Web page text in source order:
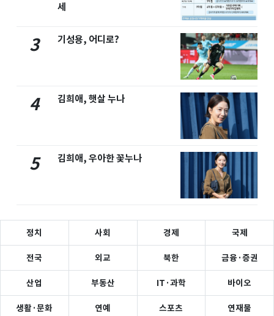
세
3 기성용, 어디로?
4 김희애, 햇살 누나
5 김희애, 우아한 꽃누나
정치 사회 경제 국제
전국 외교 북한 금융·증권
산업 부동산 IT·과학 바이오
생활·문화 연예 스포츠 연재물